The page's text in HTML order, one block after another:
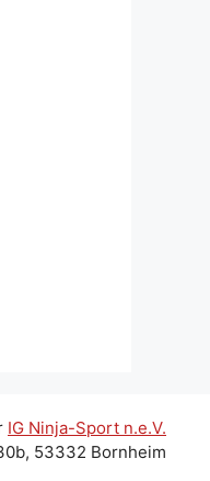
IG Ninja-Sport n.e.V.
53332 Bornheim